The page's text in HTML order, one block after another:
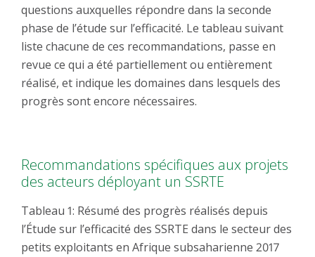
questions auxquelles répondre dans la seconde
phase de l’étude sur l’efficacité. Le tableau suivant
liste chacune de ces recommandations, passe en
revue ce qui a été partiellement ou entièrement
réalisé, et indique les domaines dans lesquels des
progrès sont encore nécessaires.
Recommandations spécifiques aux projets
des acteurs déployant un SSRTE
Tableau 1: Résumé des progrès réalisés depuis
l’Étude sur l’efficacité des SSRTE dans le secteur des
petits exploitants en Afrique subsaharienne 2017